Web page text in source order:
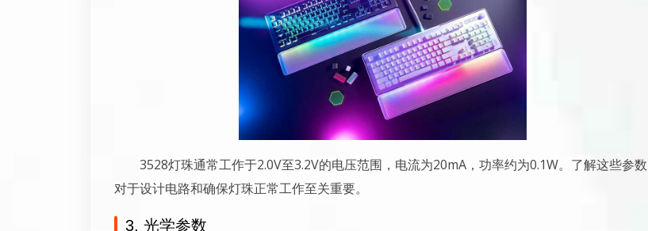
3528灯珠通常工作于2.0V至3.2V的电压范围，电流为20mA，功率约为0.1W。了解这些参数
对于设计电路和确保灯珠正常工作至关重要。
3. 光学参数